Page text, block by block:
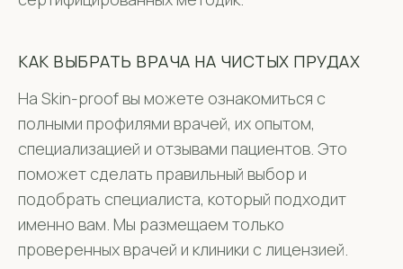
КАК ВЫБРАТЬ ВРАЧА НА ЧИСТЫХ ПРУДАХ
На Skin-proof вы можете ознакомиться с
полными профилями врачей, их опытом,
специализацией и отзывами пациентов. Это
поможет сделать правильный выбор и
подобрать специалиста, который подходит
именно вам. Мы размещаем только
проверенных врачей и клиники с лицензией.